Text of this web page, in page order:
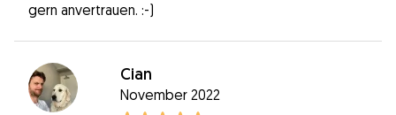
gern anvertrauen. :-)
Cian
November 2022